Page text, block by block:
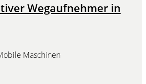
Wegaufnehmer in
Maschinen